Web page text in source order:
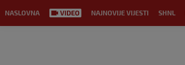
NASLOVNA NAJNOVIJE VIJESTI SHNL